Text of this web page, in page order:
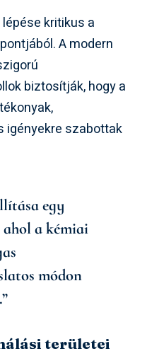
kritikus a
A modern
biztosítják, hogy a
igényekre szabottak
egy
a kémiai
módon
területei